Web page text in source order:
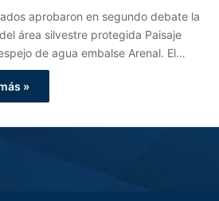
aprobaron en segundo debate la
área silvestre protegida Paisaje
de agua embalse Arenal. El…
»